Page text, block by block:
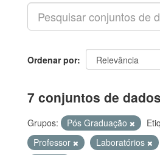
Ordenar por
7 conjuntos de
Grupos: Pós Graduação
Professor
Laboratórios